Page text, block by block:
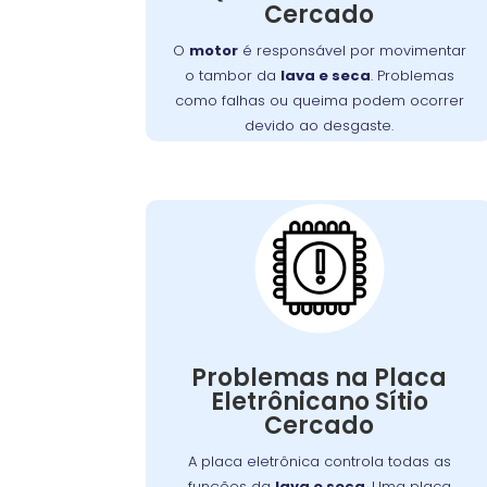
Cercado
O motoré responsável por movimentar
o tambor da lava e seca. Problemas
como falhas ou queima podem ocorrer
devido ao desgaste.
de manutenção. Isso resulta em mau
funcionamento ou parada completa do
aparelho.
Problemas na Placa
Eletrônicano Sítio
Cercado
A placa eletrônica controla todas as
Placa Eletrônica
Queimada:
A placa eletrônica controla todas as
lava e seca
de lavagem, secagem, ou na interface
de controle.
Problemas elétricos
picos de energia são causas comuns. A
reparação ou substituição garante o
controle adequado das funções da